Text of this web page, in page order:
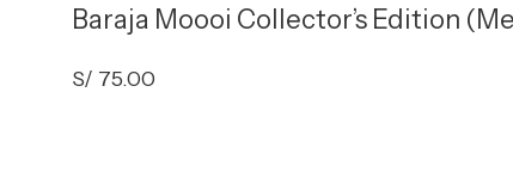
Baraja Moooi Collector’s Edition
S/ 75.00